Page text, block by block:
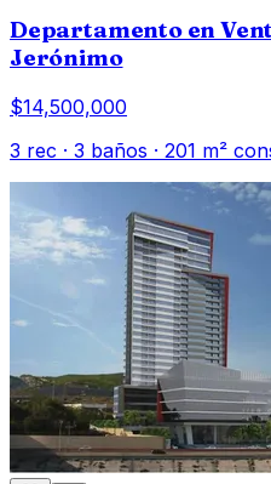
Departamento en
Jerónimo
$14,500,000
3 rec · 3 baños · 201 m²